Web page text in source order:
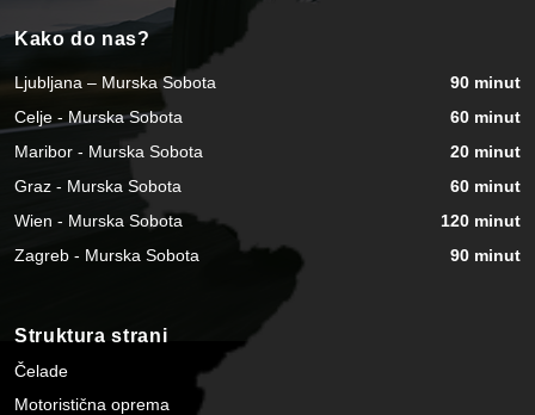
Kako do nas?
Ljubljana – Murska Sobota
90 minut
Celje - Murska Sobota
60 minut
Maribor - Murska Sobota
20 minut
Graz - Murska Sobota
60 minut
Wien - Murska Sobota
120 minut
Zagreb - Murska Sobota
90 minut
Struktura strani
Čelade
Motoristična oprema